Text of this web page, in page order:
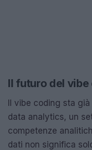
Il futuro del
Il vibe coding sta
data analytics, un
competenze
dati non significa